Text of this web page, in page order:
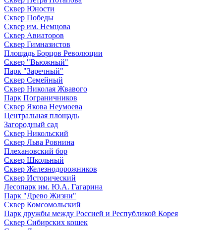
Сквер Юности
Сквер Победы
Сквер им. Немцова
Сквер Авиаторов
Сквер Гимназистов
Площадь Борцов Революции
Сквер "Вьюжный"
Парк "Заречный"
Сквер Семейный
Сквер Николая Жвавого
Парк Пограничников
Сквер Якова Неумоева
Центральная площадь
Загородный сад
Сквер Никольский
Сквер Льва Ровнина
Плехановский бор
Сквер Школьный
Сквер Железнодорожников
Сквер Исторический
Лесопарк им. Ю.А. Гагарина
Парк "Древо Жизни"
Сквер Комсомольский
Парк дружбы между Россией и Республикой Корея
Сквер Сибирских кошек